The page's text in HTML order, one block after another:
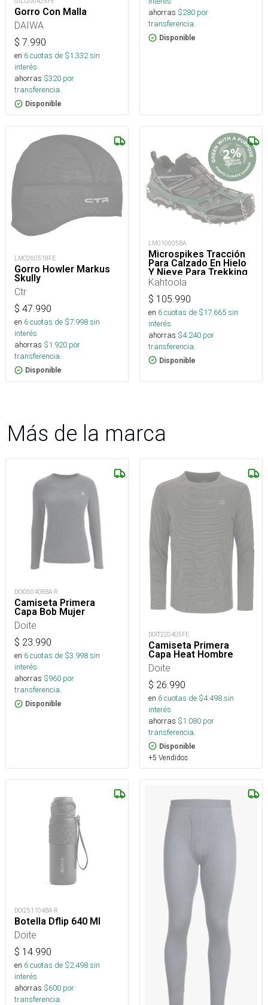
Gorro Con Malla
DAIWA
$ 7.990
en 6cuotas de $1.332sin
interés
ahorras $320 por
transferencia.
Disponible
ahorras $280 por
transferencia.
Disponible
LMO260518FE
Gorro Howler Markus
Skully
Ctr
$ 47.990
en 6cuotas de $7.998sin
interés
ahorras $1.920 por
transferencia.
Disponible
LM010605BA
Microspikes Tracción
Para Calzado En Hielo
Y Nieve Para Trekking
Kahtoola
$ 105.990
en 6cuotas de $17.665sin
interés
ahorras $4.240 por
transferencia.
Disponible
Más de la marca
DOI060408BA-R
Camiseta Primera
Capa Bob Mujer
Doite
$ 23.990
en 6cuotas de $3.998sin
interés
ahorras $960 por
transferencia.
Disponible
DOIT220405FE
Camiseta Primera
Capa Heat Hombre
Doite
$ 26.990
en 6cuotas de $4.498sin
interés
ahorras $1.080 por
transferencia.
Disponible
+5 Vendidos
DOI251104BA-R
Botella Dflip 640 Ml
Doite
$ 14.990
en 6cuotas de $2.498sin
interés
ahorras $600 por
transferencia.